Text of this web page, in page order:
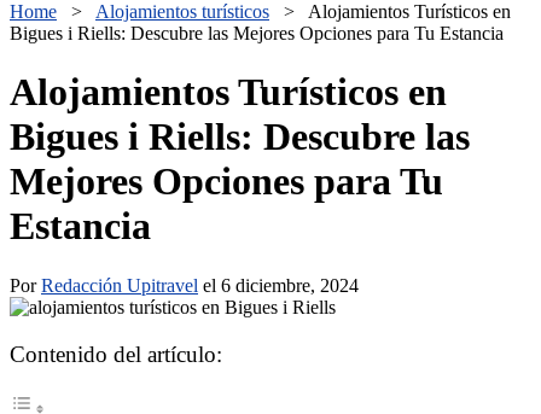
Home > Alojamientos turísticos > Alojamientos Turísticos en
Bigues i Riells: Descubre las Mejores Opciones para Tu Estancia
Alojamientos Turísticos en
Bigues i Riells: Descubre las
Mejores Opciones para Tu
Estancia
PorRedacción Upitravel el 6 diciembre, 2024
Contenido del artículo: